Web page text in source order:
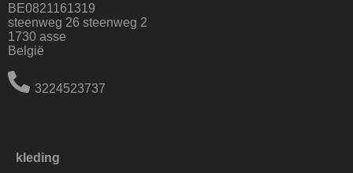
BE0821161319
steenweg 26 steenweg 2
1730 asse
België
3224523737
kleding